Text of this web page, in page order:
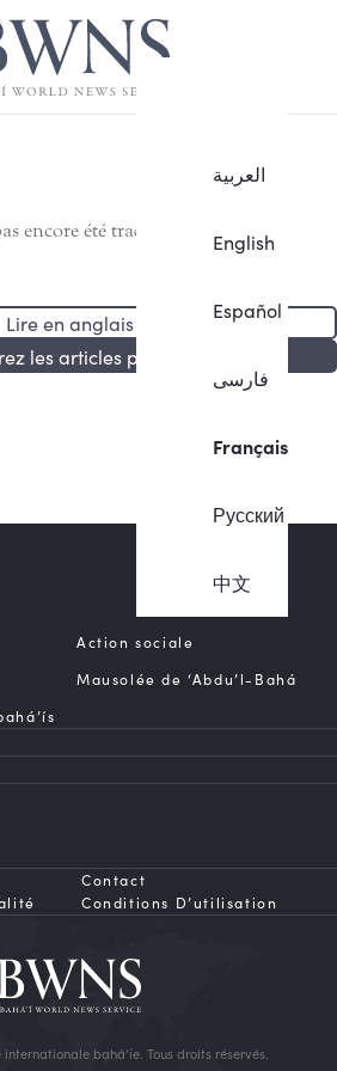
العربية
English
Español
فارسی
Français
Русский
中文
encore été traduit en français.
Lire en anglais
les articles publiés
Action sociale
Mausolée de ‘Abdu’l-Bahá
Contact
Conditions D’utilisation
bahá’íe. Tous droits réservés.